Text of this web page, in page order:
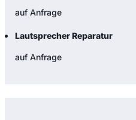
auf Anfrage
Lautsprecher Reparatur
auf Anfrage